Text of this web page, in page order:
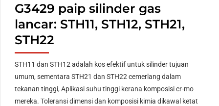
G3429 paip silinder gas
lancar: STH11, STH12, STH21,
STH22
STH11 dan STH12 adalah kos efektif untuk silinder tujuan
umum, sementara STH21 dan STH22 cemerlang dalam
tekanan tinggi, Aplikasi suhu tinggi kerana komposisi cr-mo
mereka. Toleransi dimensi dan komposisi kimia dikawal ketat